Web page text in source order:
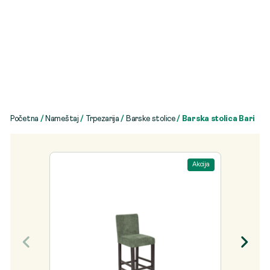
Početna / Nameštaj / Trpezarija / Barske stolice/ Barska stolica Bari
Akcija